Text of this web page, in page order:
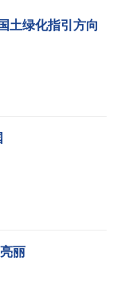
土绿化指引方向
丽